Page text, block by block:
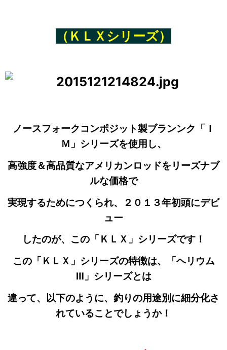
（ＫＬＸシリーズ）
ノースフォークコンポジット製ブランンク「Ｉ
Ｍ」シリーズを使用し、
高強度＆高品質なアメリカンロッドをリーズナブ
ルな価格で
実現するためにつくられ、２０１３年初頭にデビ
ュー
したのが、この「ＫＬＸ」シリーズです！
この「ＫＬＸ」シリーズの特徴は、「ヘリウム
Ⅲ」シリーズとは
違って、以下のように、釣りの用途別に細分化さ
れていることでしょうか！